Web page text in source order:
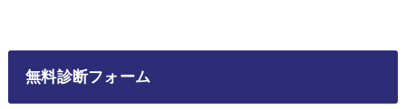
無料診断フォーム